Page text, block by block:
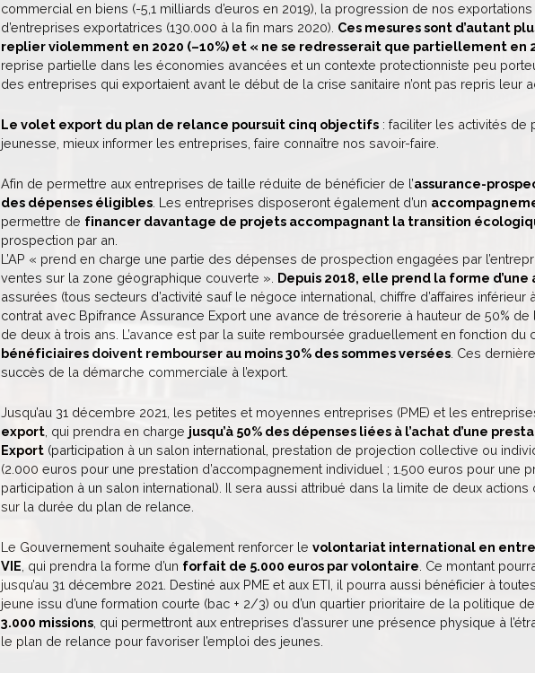
commercial en biens (-5,1 milliards d’euros en 2019), la progression de nos
d’entreprises exportatrices (130.000 à la fin mars 2020). Ces mesures sont d’autant
replier violemment en 2020 (–10%) et « ne se redresserait que partiellement en
reprise partielle dans les économies avancées et un contexte protectionniste peu
des entreprises qui exportaient avant le début de la crise sanitaire n’ont pas repris leur
Le volet export du plan de relance poursuit cinq objectifs : faciliter les activités de
jeunesse, mieux informer les entreprises, faire connaître nos savoir-faire.
Afin de permettre aux entreprises de taille réduite de bénéficier de l’assurance-
des dépenses éligibles . Les entreprises disposeront également d’un
permettre de financer davantage de projets accompagnant la transition
prospection par an.
L’AP « prend en charge une partie des dépenses de prospection engagées par
ventes sur la zone géographique couverte ». Depuis 2018, elle prend la forme
assurées (tous secteurs d’activité sauf le négoce international, chiffre d’affaires
contrat avec Bpifrance Assurance Export une avance de trésorerie à hauteur de 50%
de deux à trois ans. L’avance est par la suite remboursée graduellement en fonction du
bénéficiaires doivent rembourser au moins 30% des sommes versées . Ces
succès de la démarche commerciale à l’export.
Jusqu’au 31 décembre 2021, les petites et moyennes entreprises (PME) et les
export , qui prendra en charge jusqu’à 50% des dépenses liées à l’achat d’une
Export (participation à un salon international, prestation de projection collective ou
(2.000 euros pour une prestation d’accompagnement individuel ; 1.500 euros pour une
participation à un salon international). Il sera aussi attribué dans la limite de deux
sur la durée du plan de relance.
Le Gouvernement souhaite également renforcer le volontariat international en
VIE , qui prendra la forme d’un forfait de 5.000 euros par volontaire . Ce montant
jusqu’au 31 décembre 2021. Destiné aux PME et aux ETI, il pourra aussi bénéficier à
jeune issu d’une formation courte (bac + 2/3) ou d’un quartier prioritaire de la politique
3.000 missions , qui permettront aux entreprises d’assurer une présence physique à
le plan de relance pour favoriser l’emploi des jeunes.